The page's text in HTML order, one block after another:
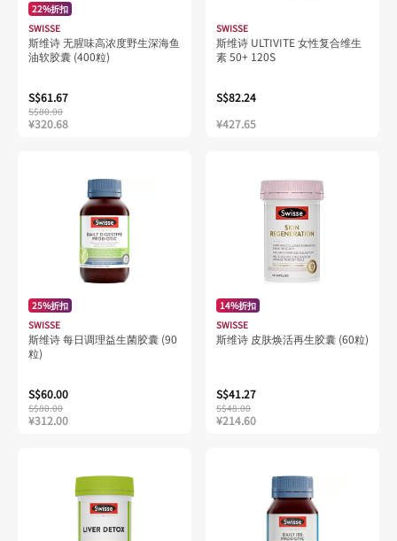
22%折扣
SWISSE
斯维诗 无腥味高浓度野生深海鱼
油软胶囊 (400粒)
S$61.67
S$80.00
¥320.68
SWISSE
斯维诗 ULTIVITE 女性复合维生
素 50+ 120S
S$82.24
¥427.65
25%折扣
SWISSE
斯维诗 每日调理益生菌胶囊 (90
粒)
S$60.00
S$80.00
¥312.00
14%折扣
SWISSE
斯维诗 皮肤焕活再生胶囊 (60粒)
S$41.27
S$48.00
¥214.60